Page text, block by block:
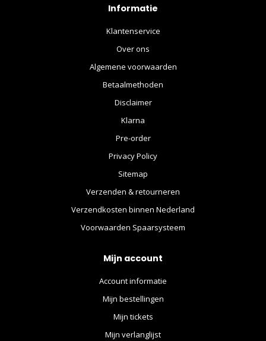
Informatie
Klantenservice
Over ons
Algemene voorwaarden
Betaalmethoden
Disclaimer
Klarna
Pre-order
Privacy Policy
Sitemap
Verzenden & retourneren
Verzendkosten binnen Nederland
Voorwaarden Spaarsysteem
Mijn account
Account informatie
Mijn bestellingen
Mijn tickets
Mijn verlanglijst